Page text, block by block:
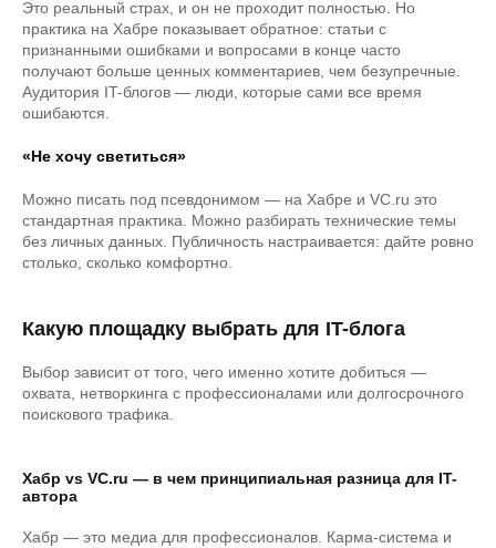
Это реальный страх, и он не проходит полностью. Но
практика на Хабре показывает обратное: статьи с
признанными ошибками и вопросами в конце часто
получают больше ценных комментариев, чем безупречные.
Аудитория IT-блогов — люди, которые сами все время
ошибаются.
«Не хочу светиться»
Можно писать под псевдонимом — на Хабре и VC.ru это
стандартная практика. Можно разбирать технические темы
без личных данных. Публичность настраивается: дайте ровно
столько, сколько комфортно.
Какую площадку выбрать для IT-блога
Выбор зависит от того, чего именно хотите добиться —
охвата, нетворкинга с профессионалами или долгосрочного
поискового трафика.
Хабр vs VC.ru — в чем принципиальная разница для IT-
автора
Хабр — это медиа для профессионалов. Карма-система и